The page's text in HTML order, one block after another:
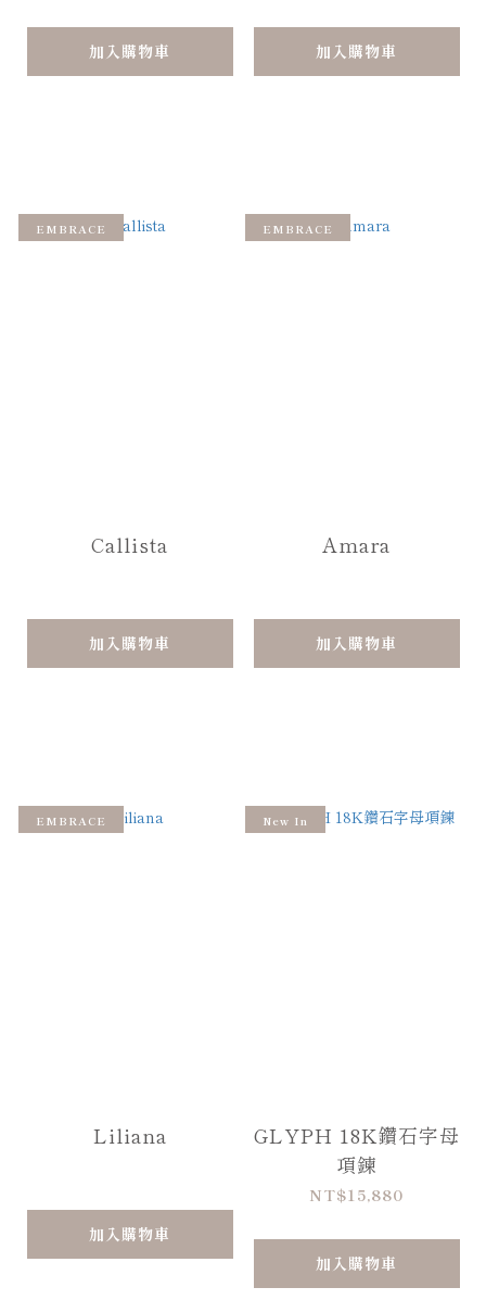
加入購物車 加入購物車
EMBRACE
Callista
加入購物車
EMBRACE
Amara
加入購物車
EMBRACE
Liliana
加入購物車
New In
GLYPH 18K鑽石字母
項鍊
NT$15,880
加入購物車